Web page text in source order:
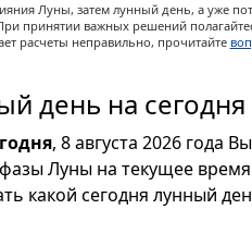
Луны, затем лунный день, а уже
принятии важных решений
расчеты неправильно, прочитайте
день на сегодня
, 8 августа 2026 года
Луны на текущее
какой сегодня лунный